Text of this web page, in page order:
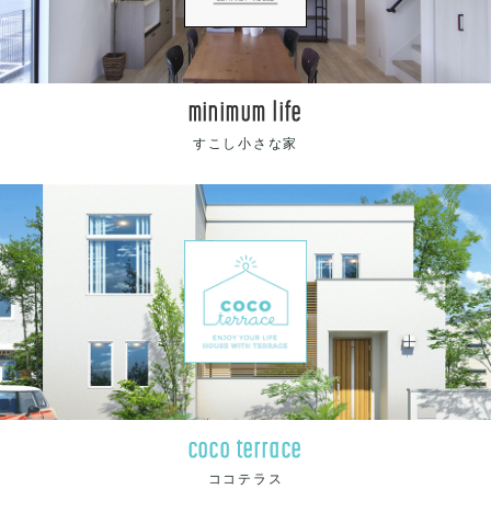
minimum life
すこし小さな家
coco terrace
ココテラス